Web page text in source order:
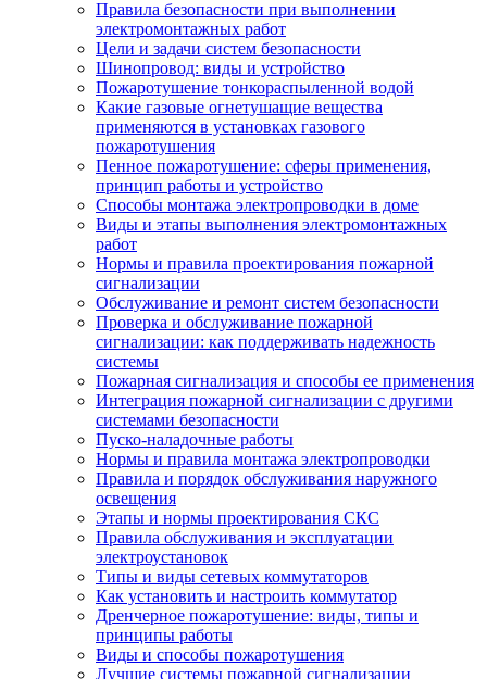
Правила безопасности при выполнении
электромонтажных работ
Цели и задачи систем безопасности
Шинопровод: виды и устройство
Пожаротушение тонкораспыленной водой
Какие газовые огнетушащие вещества
применяются в установках газового
пожаротушения
Пенное пожаротушение: сферы применения,
принцип работы и устройство
Способы монтажа электропроводки в доме
Виды и этапы выполнения электромонтажных
работ
Нормы и правила проектирования пожарной
сигнализации
Обслуживание и ремонт систем безопасности
Проверка и обслуживание пожарной
сигнализации: как поддерживать надежность
системы
Пожарная сигнализация и способы ее применения
Интеграция пожарной сигнализации с другими
системами безопасности
Пуско-наладочные работы
Нормы и правила монтажа электропроводки
Правила и порядок обслуживания наружного
освещения
Этапы и нормы проектирования СКС
Правила обслуживания и эксплуатации
электроустановок
Типы и виды сетевых коммутаторов
Как установить и настроить коммутатор
Дренчерное пожаротушение: виды, типы и
принципы работы
Виды и способы пожаротушения
Лучшие системы пожарной сигнализации